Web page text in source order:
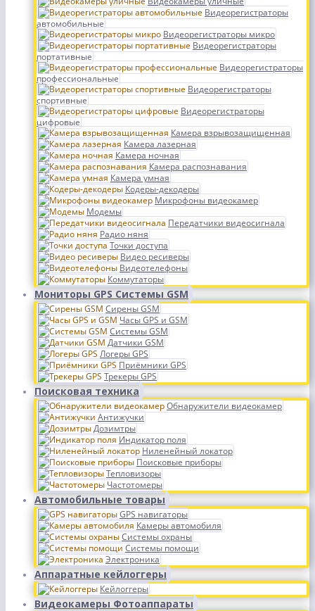
Видеорегистраторы
автомобильные
Видеорегистраторы микро
Видеорегистраторы
портативные
Видеорегистраторы
профессиональные
Видеорегистраторы
спортивные
Видеорегистраторы
цифровые
Камера взрывозащищенная
Камера лазерная
Камера ночная
Камера распознавания
Камера умная
Кодеры-декодеры
Микрофоны видеокамер
Модемы
Передатчики видеосигнала
Радио няня
Точки доступа
Видео ресиверы
Видеотелефоны
Коммутаторы
Мониторы GPS Системы GSM
Сирены GSM
Часы GPS и GSM
Системы GSM
Датчики GSM
Логеры GPS
Приёмники GPS
Трекеры GPS
Поисковая техника
Обнаружители видеокамер
Антижучки
Дозимтры
Индикатор поля
Ниленейный локатор
Поисковые приборы
Тепловизоры
Частотомеры
Автомобильные товары
GPS навигаторы
Камеры автомобиля
Системы охраны
Системы помощи
Электроника
Аппаратные кейлоггеры
Кейлоггеры
Видеокамеры Фотоаппараты